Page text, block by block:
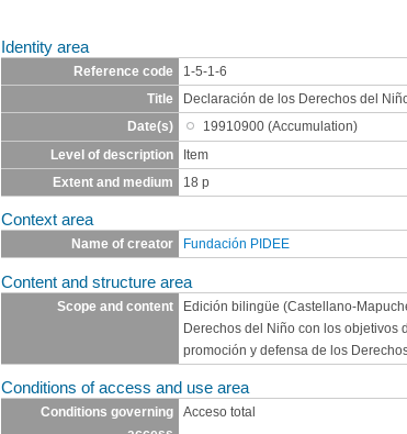
Identity area
Reference code
1-5-1-6
Title
Declaración de los Derechos del
Date(s)
19910900 (Accumulation)
Level of description
Item
Extent and medium
18 p
Context area
Name of creator Fundación PIDEE
Content and structure area
Scope and content
Edición bilingüe (Castellano-
Derechos del Niño con los objetivos
promoción y defensa de los
Conditions of access and use area
Conditions governing
Acceso total